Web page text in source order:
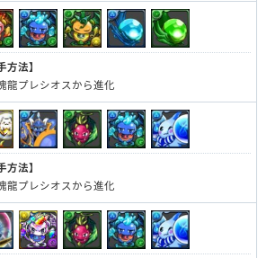
方法】
龍プレシオスから進化
方法】
龍プレシオスから進化